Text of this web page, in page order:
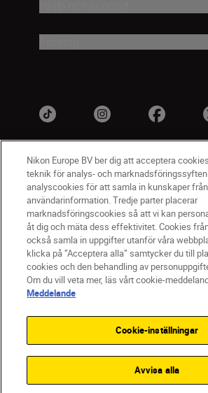
SV Nikon Sites
Kontakta oss
Policydokument om
Användningsvillkor
Användarvillkor för Nikon Store
Cookie-meddelande
Tillgänglighet
Cookieinställningar
Nikon Europe BV ber dig att acceptera
teknik för analys- och
analyscookies för att samla in kunskaper från
användarinformation. Tredje parter placerar
marknadsföringscookies så att vi kan
åt dig och mäta dess effektivitet. Cookies
också samla in uppgifter utanför våra
klicka på ”Acceptera alla” samtycker du till
cookies och den behandling av
Om du vill veta mer, läs vårt cookie-
Meddelande
Cookie-inställningar
Avvisa alla